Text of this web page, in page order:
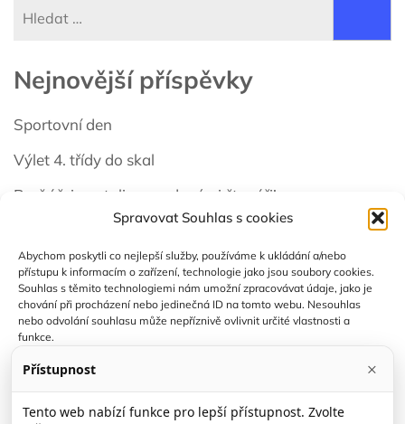
Spravovat Souhlas s cookies
Abychom poskytli co nejlepší služby, používáme k ukládání a/nebo
přístupu k informacím o zařízení, technologie jako jsou soubory cookies.
Souhlas s těmito technologiemi nám umožní zpracovávat údaje, jako je
chování při procházení nebo jedinečná ID na tomto webu. Nesouhlas
nebo odvolání souhlasu může nepříznivě ovlivnit určité vlastnosti a
funkce.
Spravovat služby
Nejnovější příspěvky
Sportovní den
Výlet 4. třídy do skal
Prvňáčci se stali opravdovými čtenáři!
Školní výlet 1. třídy – Potštejn
VYČISTI LES
PRO UČITELE
E-MAIL UČITELÉ
Přístupnost ×
Tento web nabízí funkce pro lepší přístupnost. Zvolte